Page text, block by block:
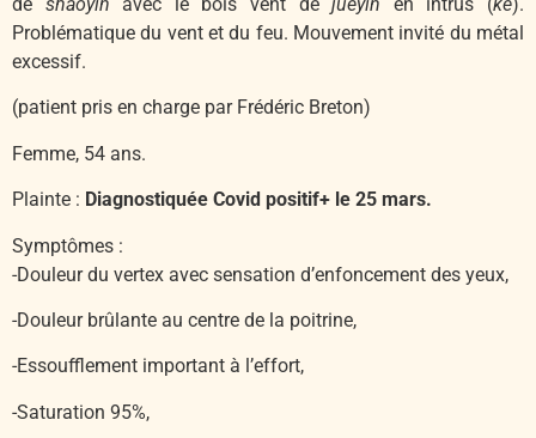
Problématique du vent et du feu. Mouvement invité du métal
excessif.
(patient pris en charge par Frédéric Breton)
Femme, 54 ans.
Plainte : Diagnostiquée Covid positif+ le 25 mars.
Symptômes :
-Douleur du vertex avec sensation d’enfoncement des yeux,
-Douleur brûlante au centre de la poitrine,
-Essoufflement important à l’effort,
-Saturation 95%,